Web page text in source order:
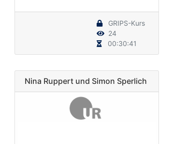
GRIPS-Kurs
24
00:30:41
Nina Ruppert und Simon Sperlich